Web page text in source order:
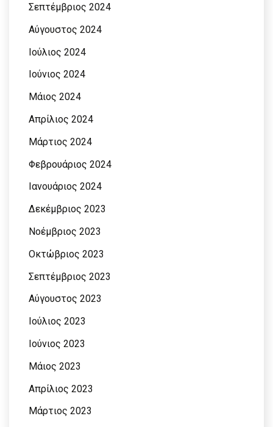
Σεπτέμβριος 2024
Αύγουστος 2024
Ιούλιος 2024
Ιούνιος 2024
Μάιος 2024
Απρίλιος 2024
Μάρτιος 2024
Φεβρουάριος 2024
Ιανουάριος 2024
Δεκέμβριος 2023
Νοέμβριος 2023
Οκτώβριος 2023
Σεπτέμβριος 2023
Αύγουστος 2023
Ιούλιος 2023
Ιούνιος 2023
Μάιος 2023
Απρίλιος 2023
Μάρτιος 2023